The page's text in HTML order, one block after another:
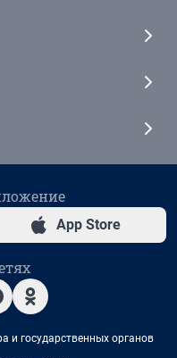
App Store
и государственных органов